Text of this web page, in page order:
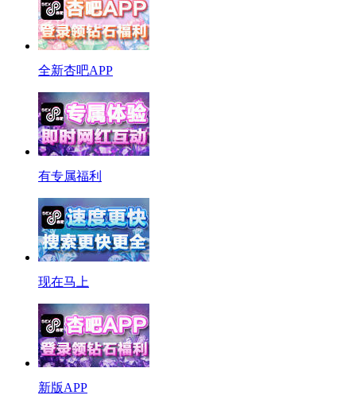
全新杏吧APP
有专属福利
现在马上
新版APP